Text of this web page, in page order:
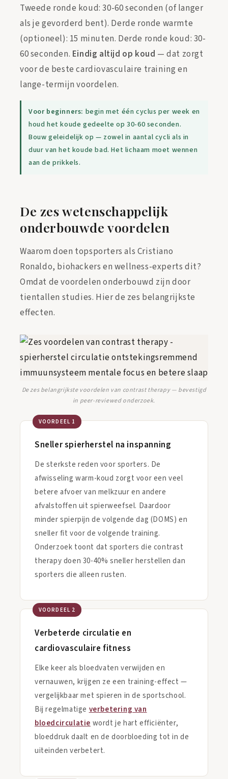
Tweede ronde koud: 30-60 seconden (of langer
als je gevorderd bent). Derde ronde warmte
(optioneel): 15 minuten. Derde ronde koud: 30-
60 seconden. Eindig altijd op koud — dat zorgt
voor de beste cardiovasculaire training en
lange-termijn voordelen.
Voor beginners: begin met één cyclus per week en
houd het koude gedeelte op 30-60 seconden.
Bouw geleidelijk op — zowel in aantal cycli als in
duur van het koude bad. Het lichaam moet wennen
aan de prikkels.
De zes wetenschappelijk
onderbouwde voordelen
Waarom doen topsporters als Cristiano
Ronaldo, biohackers en wellness-experts dit?
Omdat de voordelen onderbouwd zijn door
tientallen studies. Hier de zes belangrijkste
effecten.
De zes belangrijkste voordelen van contrast therapy — bevestigd
in peer-reviewed onderzoek.
VOORDEEL 1
Sneller spierherstel na inspanning
De sterkste reden voor sporters. De
afwisseling warm-koud zorgt voor een veel
betere afvoer van melkzuur en andere
afvalstoffen uit spierweefsel. Daardoor
minder spierpijn de volgende dag (DOMS) en
sneller fit voor de volgende training.
Onderzoek toont dat sporters die contrast
therapy doen 30-40% sneller herstellen dan
sporters die alleen rusten.
VOORDEEL 2
Verbeterde circulatie en
cardiovasculaire fitness
Elke keer als bloedvaten verwijden en
vernauwen, krijgen ze een training-effect —
vergelijkbaar met spieren in de sportschool.
Bij regelmatige verbetering van
bloedcirculatie wordt je hart efficiënter,
bloeddruk daalt en de doorbloeding tot in de
uiteinden verbetert.